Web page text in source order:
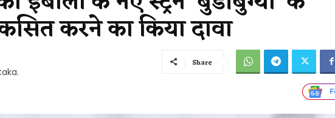
करने का किया दावा
Share